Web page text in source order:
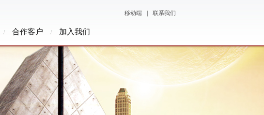
移动端 联系我们
/ 合作客户 / 加入我们